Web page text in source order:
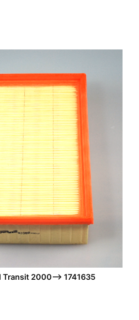
Transit 2000--> 1741635